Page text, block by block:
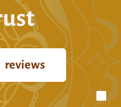
reviews